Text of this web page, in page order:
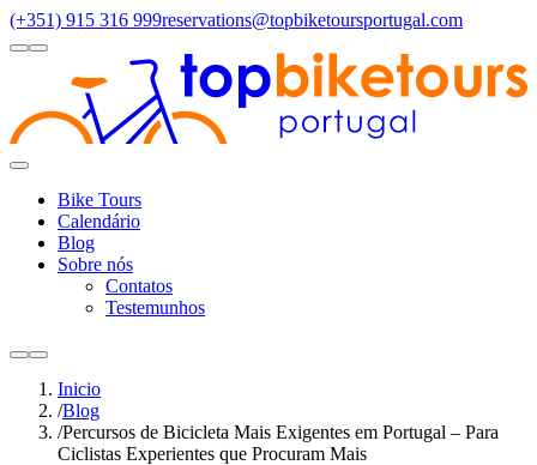
(+351) 915 316 999reservations@topbiketoursportugal.com
lightdark
Toggle
Bike Tours
Regiões Santiago Compostela Douro Valley (3)
Calendário
Blog
Sobre nós
Contatos
Testemunhos
lightdark
Inicio
/Blog
/Percursos de Bicicleta Mais Exigentes em Portugal – Para
Ciclistas Experientes que Procuram Mais